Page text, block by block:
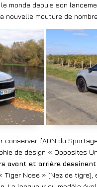
monde depuis son
nouvelle mouture de
l’ADN du
de design « Opposites
avant et arrière dessinent
Nose » (Nez de